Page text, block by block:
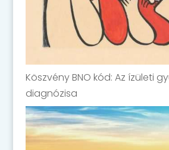
Köszvény BNO kód: Az ízületi
diagnózisa